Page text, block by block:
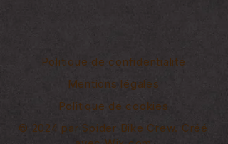
Politique de confidentialité
Mentions légales
Politique de cookies
© 2024 par Spider Bike Crew. Créé